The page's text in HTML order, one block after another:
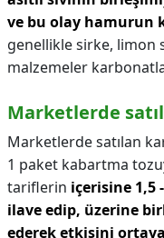
ve bu olay hamurun
genellikle sirke, limon
malzemeler
Marketlerde
Marketlerde satılan
1 paket kabartma
tariflerin içerisine 1,5
ilave edip, üzerine
ederek etkisini ortaya